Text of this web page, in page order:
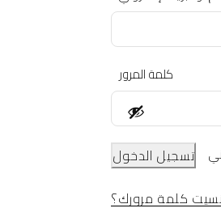
كلمة المرور
تسجيل الدخول
نسيت كلمة مرورك؟